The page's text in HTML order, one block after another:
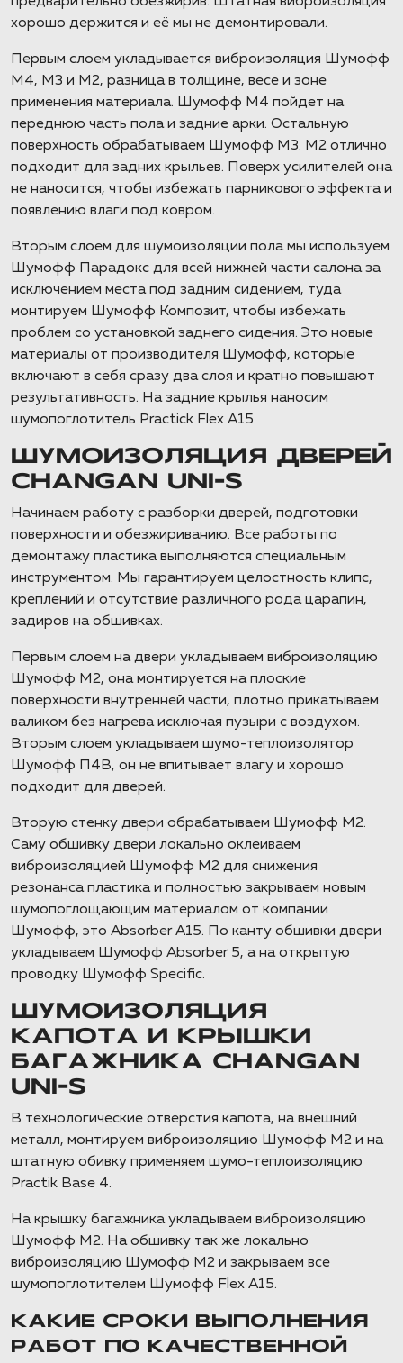
хорошо держится и её мы не демонтировали.
Первым слоем укладывается виброизоляция Шумофф
М4, М3 и М2, разница в толщине, весе и зоне
применения материала. Шумофф М4 пойдет на
переднюю часть пола и задние арки. Остальную
поверхность обрабатываем Шумофф М3. М2 отлично
подходит для задних крыльев. Поверх усилителей она
не наносится, чтобы избежать парникового эффекта и
появлению влаги под ковром.
Вторым слоем для шумоизоляции пола мы используем
Шумофф Парадокс для всей нижней части салона за
исключением места под задним сидением, туда
монтируем Шумофф Композит, чтобы избежать
проблем со установкой заднего сидения. Это новые
материалы от производителя Шумофф, которые
включают в себя сразу два слоя и кратно повышают
результативность. На задние крылья наносим
шумопоглотитель Practick Flex A15.
ШУМОИЗОЛЯЦИЯ ДВЕРЕЙ
CHANGAN UNI-S
Начинаем работу с разборки дверей, подготовки
поверхности и обезжириванию. Все работы по
демонтажу пластика выполняются специальным
инструментом. Мы гарантируем целостность клипс,
креплений и отсутствие различного рода царапин,
задиров на обшивках.
Первым слоем на двери укладываем виброизоляцию
Шумофф М2, она монтируется на плоские
поверхности внутренней части, плотно прикатываем
валиком без нагрева исключая пузыри с воздухом.
Вторым слоем укладываем шумо-теплоизолятор
Шумофф П4В, он не впитывает влагу и хорошо
подходит для дверей.
Вторую стенку двери обрабатываем Шумофф М2.
Саму обшивку двери локально оклеиваем
виброизоляцией Шумофф М2 для снижения
резонанса пластика и полностью закрываем новым
шумопоглощающим материалом от компании
Шумофф, это Absorber A15. По канту обшивки двери
укладываем Шумофф Absorber 5, а на открытую
проводку Шумофф Specific.
ШУМОИЗОЛЯЦИЯ
КАПОТА И КРЫШКИ
БАГАЖНИКА CHANGAN
UNI-S
В технологические отверстия капота, на внешний
металл, монтируем виброизоляцию Шумофф М2 и на
штатную обивку применяем шумо-теплоизоляцию
Practik Base 4.
На крышку багажника укладываем виброизоляцию
Шумофф М2. На обшивку так же локально
виброизоляцию Шумофф М2 и закрываем все
шумопоглотителем Шумофф Flex A15.
КАКИЕ СРОКИ ВЫПОЛНЕНИЯ
РАБОТ ПО КАЧЕСТВЕННОЙ